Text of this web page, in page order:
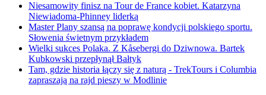
Niesamowity finisz na Tour de France kobiet. Katarzyna
Niewiadoma-Phinney liderką
Master Plany szansą na poprawę kondycji polskiego sportu.
Słowenia świetnym przykładem
Wielki sukces Polaka. Z Kåsebergi do Dziwnowa. Bartek
Kubkowski przepłynął Bałtyk
Tam, gdzie historia łączy się z naturą - TrekTours i Columbia
zapraszają na rajd pieszy w Modlinie